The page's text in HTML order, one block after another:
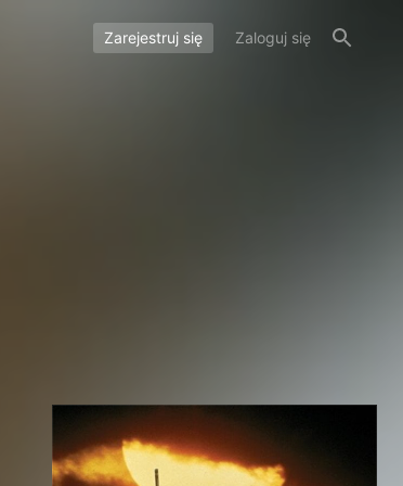
Zarejestruj się Zaloguj się